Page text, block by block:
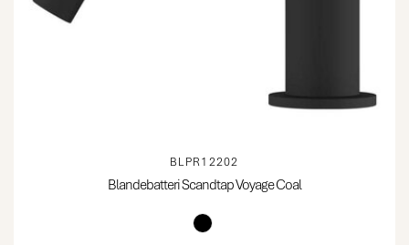
BLPR12202
Blandebatteri Scandtap Voyage Coal